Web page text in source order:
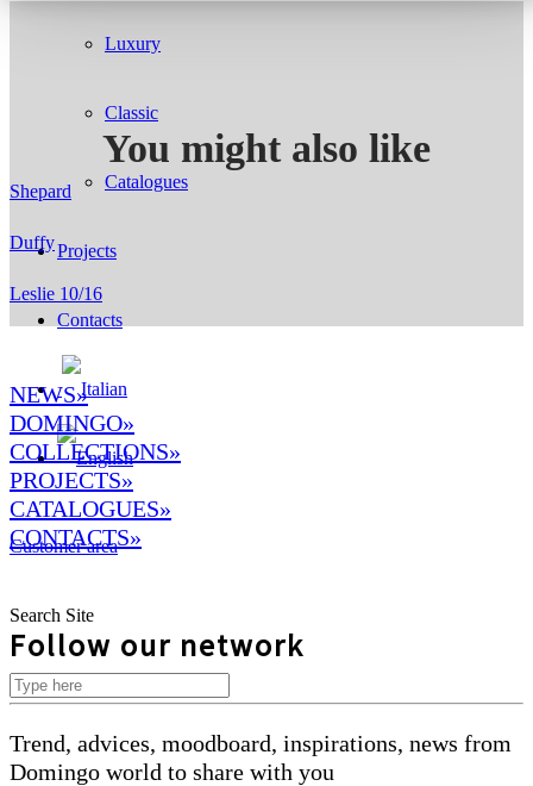
Luxury
Classic
Catalogues
Projects
Contacts
Customer area
Search Site
You might also like
Shepard
Duffy
Leslie 10/16
NEWS»
DOMINGO»
COLLECTIONS»
PROJECTS»
CATALOGUES»
CONTACTS»
Follow our network
Trend, advices, moodboard, inspirations, news from
Domingo world to share with you